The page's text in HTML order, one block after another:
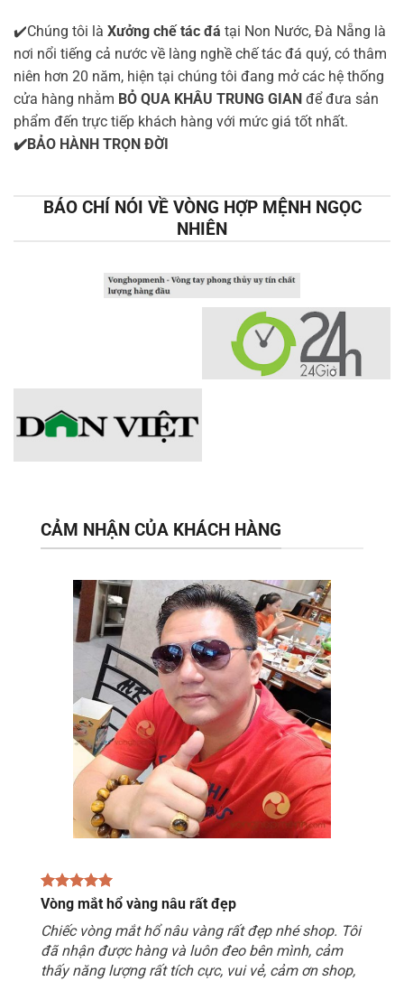
✔️Chúng tôi là Xưởng chế tác đá tại Non Nước, Đà Nẵng là
nơi nổi tiếng cả nước về làng nghề chế tác đá quý, có thâm
niên hơn 20 năm, hiện tại chúng tôi đang mở các hệ thống
cửa hàng nhằm BỎ QUA KHÂU TRUNG GIAN để đưa sản
phẩm đến trực tiếp khách hàng với mức giá tốt nhất.
✔️BẢO HÀNH TRỌN ĐỜI
BÁO CHÍ NÓI VỀ VÒNG HỢP MỆNH NGỌC
NHIÊN
CẢM NHẬN CỦA KHÁCH HÀNG
Vòng mắt hổ vàng nâu rất đẹp
Chiếc vòng mắt hổ nâu vàng rất đẹp nhé shop. Tôi
đã nhận được hàng và luôn đeo bên mình, cảm
thấy năng lượng rất tích cực, vui vẻ, cảm ơn shop,